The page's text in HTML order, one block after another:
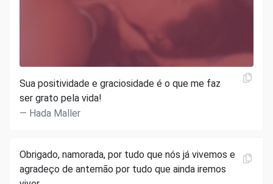
Sua positividade e graciosidade é o que me faz
ser grato pela vida!
Hada Maller
Obrigado, namorada, por tudo que nós já vivemos e
agradeço de antemão por tudo que ainda iremos